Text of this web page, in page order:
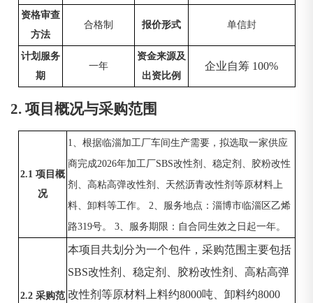
资格审查
方法
合格制 报价形式 单信封
计划服务
期
一年
资金来源及
出资比例
企业自筹 100%
2. 项目概况与采购范围
2.1 项目概
况
1、根据临淄加工厂车间生产需要，拟选取一家供应
商完成2026年加工厂SBS改性剂、稳定剂、胶粉改性
剂、高粘高弹改性剂、天然沥青改性剂等原材料上
料、卸料等工作。 2、服务地点：淄博市临淄区乙烯
路319号。 3、服务期限：自合同生效之日起一年。
2.2 采购范
本项目共划分为一个包件，采购范围主要包括
SBS改性剂、稳定剂、胶粉改性剂、高粘高弹
改性剂等原材料上料约8000吨、卸料约8000